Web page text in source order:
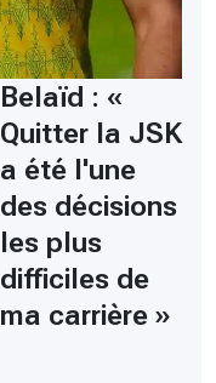
Belaïd : «
Quitter la JSK
a été l'une
des décisions
les plus
difficiles de
ma carrière »